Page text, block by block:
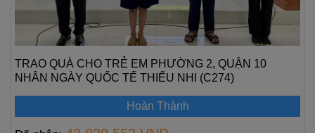
TRAO QUÀ CHO TRẺ EM PHƯỜNG 2, QUẬN 10
NHÂN NGÀY QUỐC TẾ THIẾU NHI (C274)
Hoàn Thành